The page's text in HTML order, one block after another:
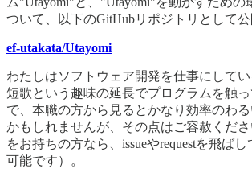
ついて、以下のGitHubリポジトリとして公
ef-utakata/Utayomi
わたしはソフトウェア開発を仕事にしてい
短歌という趣味の延長でプログラムを触
で、本職の方から見るとかなり効率のわ
かもしれませんが、その点はご容赦くだ
をお持ちの方なら、issueやrequestを飛ば
可能です）。